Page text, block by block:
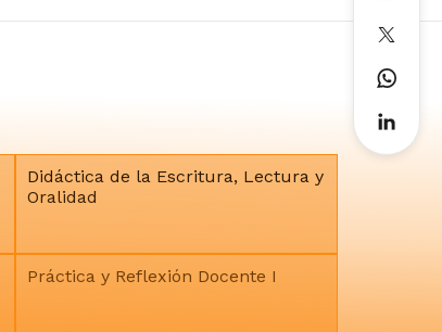
Didáctica de la Escritura, Lectura y
Oralidad
Práctica y Reflexión Docente I